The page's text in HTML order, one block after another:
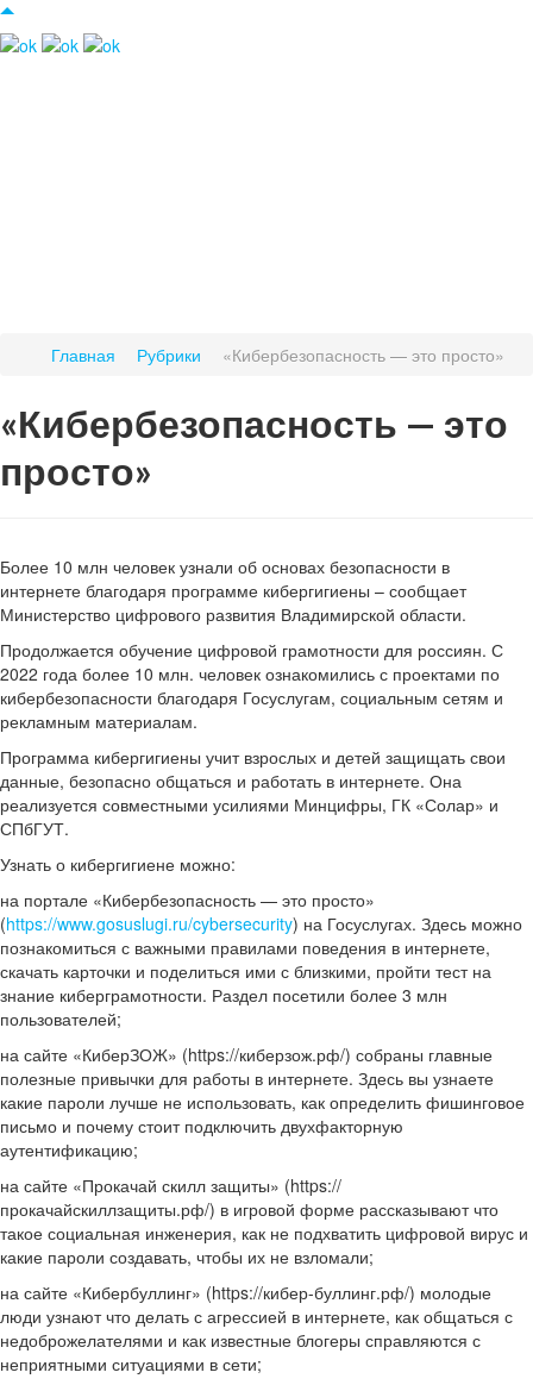
Главная Рубрики «Кибербезопасность — это просто»
«Кибербезопасность — это
просто»
Более 10 млн человек узнали об основах безопасности в
интернете благодаря программе кибергигиены – сообщает
Министерство цифрового развития Владимирской области.
Продолжается обучение цифровой грамотности для россиян. С
2022 года более 10 млн. человек ознакомились с проектами по
кибербезопасности благодаря Госуслугам, социальным сетям и
рекламным материалам.
Программа кибергигиены учит взрослых и детей защищать свои
данные, безопасно общаться и работать в интернете. Она
реализуется совместными усилиями Минцифры, ГК «Солар» и
СПбГУТ.
Узнать о кибергигиене можно:
на портале «Кибербезопасность — это просто»
(https://www.gosuslugi.ru/cybersecurity) на Госуслугах. Здесь можно
познакомиться с важными правилами поведения в интернете,
скачать карточки и поделиться ими с близкими, пройти тест на
знание киберграмотности. Раздел посетили более 3 млн
пользователей;
на сайте «КиберЗОЖ» (https://киберзож.рф/) собраны главные
полезные привычки для работы в интернете. Здесь вы узнаете
какие пароли лучше не использовать, как определить фишинговое
письмо и почему стоит подключить двухфакторную
аутентификацию;
на сайте «Прокачай скилл защиты» (https://
прокачайскиллзащиты.рф/) в игровой форме рассказывают что
такое социальная инженерия, как не подхватить цифровой вирус и
какие пароли создавать, чтобы их не взломали;
на сайте «Кибербуллинг» (https://кибер-буллинг.рф/) молодые
люди узнают что делать с агрессией в интернете, как общаться с
недоброжелателями и как известные блогеры справляются с
неприятными ситуациями в сети;